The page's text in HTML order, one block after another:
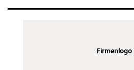
Firmenlogo